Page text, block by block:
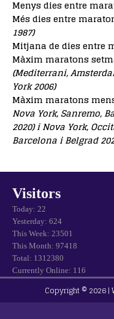
Menys dies entre
Més dies entre
1987)
Mitjana de dies entre
Màxim maratons
(Mediterrani,
York 2006)
Màxim maratons
Nova York, Sanremo,
2020) i Nova York,
Barcelona i Belgrad
Visitors
Today: 22
Yesterday: 624
This Week: 23501
This Month: 97418
Total: 1312380
Currently Online: 116
Copyright © 2026 |